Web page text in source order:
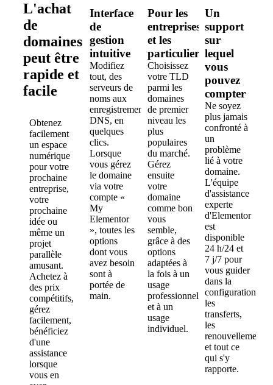
L'achat
de
domaines
peut être
rapide et
facile
Obtenez
facilement
un espace
numérique
pour votre
prochaine
entreprise,
votre
prochaine
idée ou
même un
projet
parallèle
amusant.
Achetez à
des prix
compétitifs,
gérez
facilement,
bénéficiez
d'une
assistance
lorsque
vous en
Interface
de
gestion
intuitive
Modifiez
tout, des
serveurs de
noms aux
enregistrements
DNS, en
quelques
clics.
Lorsque
vous gérez
le domaine
via votre
compte «
My
Elementor
», toutes les
options
dont vous
avez besoin
sont à
portée de
main.
Pour les
entreprises
et les
particuliers
Choisissez
votre TLD
parmi les
domaines
de premier
niveau les
plus
populaires
du marché.
Gérez
ensuite
votre
domaine
comme bon
vous
semble,
grâce à des
options
adaptées à
la fois à un
usage
professionnel
et à un
usage
individuel.
Un
support
sur
lequel
vous
pouvez
compter
Ne soyez
plus jamais
confronté à
un
problème
lié à votre
domaine.
L'équipe
d'assistance
experte
d'Elementor
est
disponible
24 h/24 et
7 j/7 pour
vous guider
dans la
configuration,
les
transferts,
les
renouvellements
et tout ce
qui s'y
rapporte.